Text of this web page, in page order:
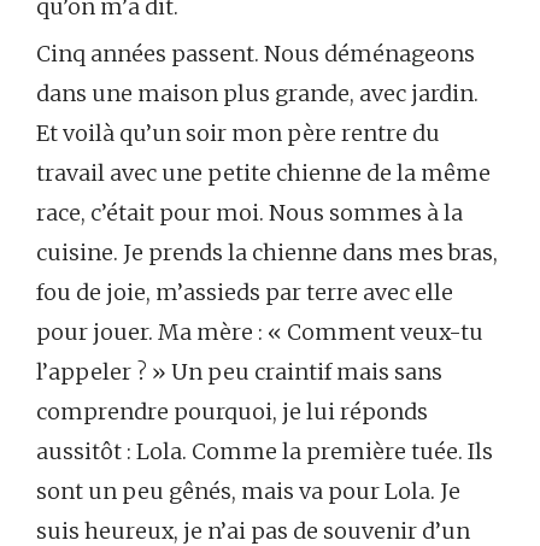
qu’on m’a dit.
Cinq années passent. Nous déménageons
dans une maison plus grande, avec jardin.
Et voilà qu’un soir mon père rentre du
travail avec une petite chienne de la même
race, c’était pour moi. Nous sommes à la
cuisine. Je prends la chienne dans mes bras,
fou de joie, m’assieds par terre avec elle
pour jouer. Ma mère : « Comment veux-tu
l’appeler ? » Un peu craintif mais sans
comprendre pourquoi, je lui réponds
aussitôt : Lola. Comme la première tuée. Ils
sont un peu gênés, mais va pour Lola. Je
suis heureux, je n’ai pas de souvenir d’un